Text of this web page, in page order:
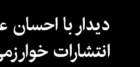
دیدار با احسان
انتشارات